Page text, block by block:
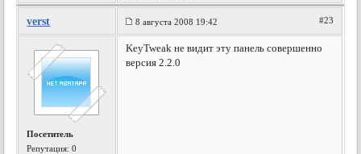
verst 8 августа 2008 19:42 #23
Посетитель
Репутация:0
KeyTweak не видит эту панель совершенно
версия 2.2.0